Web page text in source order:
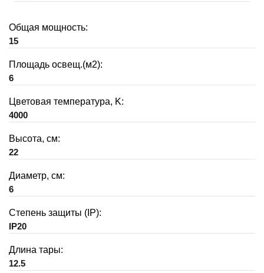
Общая мощность:
15
Площадь освещ.(м2):
6
Цветовая температура, K:
4000
Высота, см:
22
Диаметр, см:
6
Степень защиты (IP):
IP20
Длина тары:
12.5